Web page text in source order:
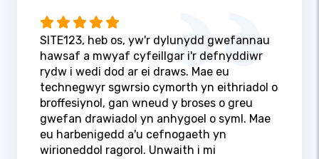
SITE123, heb os, yw'r dylunydd gwefannau
hawsaf a mwyaf cyfeillgar i'r defnyddiwr
rydw i wedi dod ar ei draws. Mae eu
technegwyr sgwrsio cymorth yn eithriadol o
broffesiynol, gan wneud y broses o greu
gwefan drawiadol yn anhygoel o syml. Mae
eu harbenigedd a'u cefnogaeth yn
wirioneddol ragorol. Unwaith i mi